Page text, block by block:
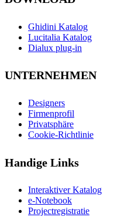
Ghidini Katalog
Lucitalia Katalog
Dialux plug-in
UNTERNEHMEN
Designers
Firmenprofil
Privatsphäre
Cookie-Richtlinie
Handige Links
Interaktiver Katalog
e-Notebook
Projectregistratie